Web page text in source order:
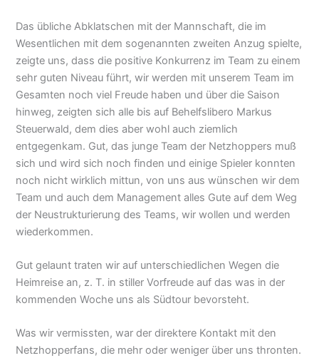
Das übliche Abklatschen mit der Mannschaft, die im
Wesentlichen mit dem sogenannten zweiten Anzug spielte,
zeigte uns, dass die positive Konkurrenz im Team zu einem
sehr guten Niveau führt, wir werden mit unserem Team im
Gesamten noch viel Freude haben und über die Saison
hinweg, zeigten sich alle bis auf Behelfslibero Markus
Steuerwald, dem dies aber wohl auch ziemlich
entgegenkam. Gut, das junge Team der Netzhoppers muß
sich und wird sich noch finden und einige Spieler konnten
noch nicht wirklich mittun, von uns aus wünschen wir dem
Team und auch dem Management alles Gute auf dem Weg
der Neustrukturierung des Teams, wir wollen und werden
wiederkommen.
Gut gelaunt traten wir auf unterschiedlichen Wegen die
Heimreise an, z. T. in stiller Vorfreude auf das was in der
kommenden Woche uns als Südtour bevorsteht.
Was wir vermissten, war der direktere Kontakt mit den
Netzhopperfans, die mehr oder weniger über uns thronten.